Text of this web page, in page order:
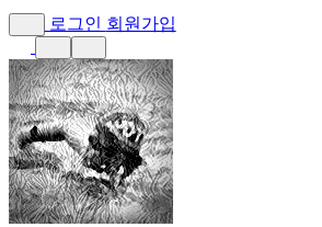
로그인 회원가입